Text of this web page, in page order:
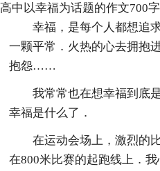
高中以幸福为话题的作文700
幸福，是每个人都想追
一颗平常．火热的心去拥抱
抱怨……
我常常也在想幸福到底
幸福是什么了．
在运动会场上，激烈的
在800米比赛的起跑线上．